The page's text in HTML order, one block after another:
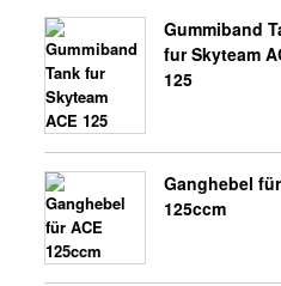
SHINERAY 250
Gummiband
fur Skyteam
125
Ganghebel
125ccm